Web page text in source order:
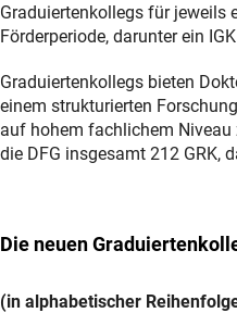
Graduiertenkollegs für jeweils
Förderperiode, darunter ein
Graduiertenkollegs bieten
einem strukturierten
auf hohem fachlichem
die DFG insgesamt 212 GRK,
Die neuen
(in alphabetischer